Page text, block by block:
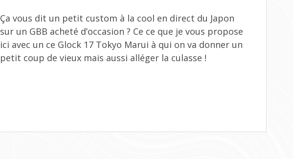
MARUI
Ça vous dit un petit custom à la cool en direct du Japon
sur un GBB acheté d’occasion ? Ce ce que je vous propose
ici avec un ce Glock 17 Tokyo Marui à qui on va donner un
petit coup de vieux mais aussi alléger la culasse !